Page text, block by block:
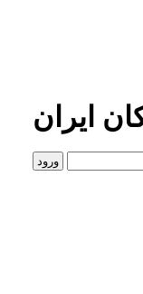
ایران